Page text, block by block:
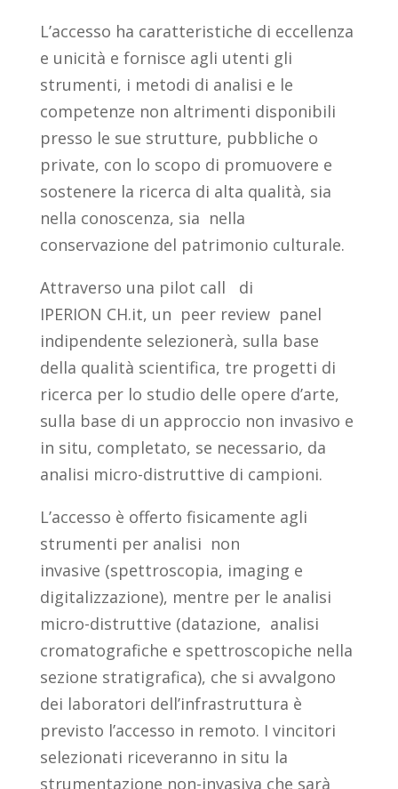
L’accesso ha caratteristiche di eccellenza
e unicità e fornisce agli utenti gli
strumenti, i metodi di analisi e le
competenze non altrimenti disponibili
presso le sue strutture, pubbliche o
private, con lo scopo di promuovere e
sostenere la ricerca di alta qualità, sia
nella conoscenza, sia nella
conservazione del patrimonio culturale.
Attraverso una pilot call di
IPERION CH.it, un peer review panel
indipendente selezionerà, sulla base
della qualità scientifica, tre progetti di
ricerca per lo studio delle opere d’arte,
sulla base di un approccio non invasivo e
in situ, completato, se necessario, da
analisi micro-distruttive di campioni.
L’accesso è offerto fisicamente agli
strumenti per analisi non
invasive (spettroscopia, imaging e
digitalizzazione), mentre per le analisi
micro-distruttive (datazione, analisi
cromatografiche e spettroscopiche nella
sezione stratigrafica), che si avvalgono
dei laboratori dell’infrastruttura è
previsto l’accesso in remoto. I vincitori
selezionati riceveranno in situ la
strumentazione non-invasiva che sarà